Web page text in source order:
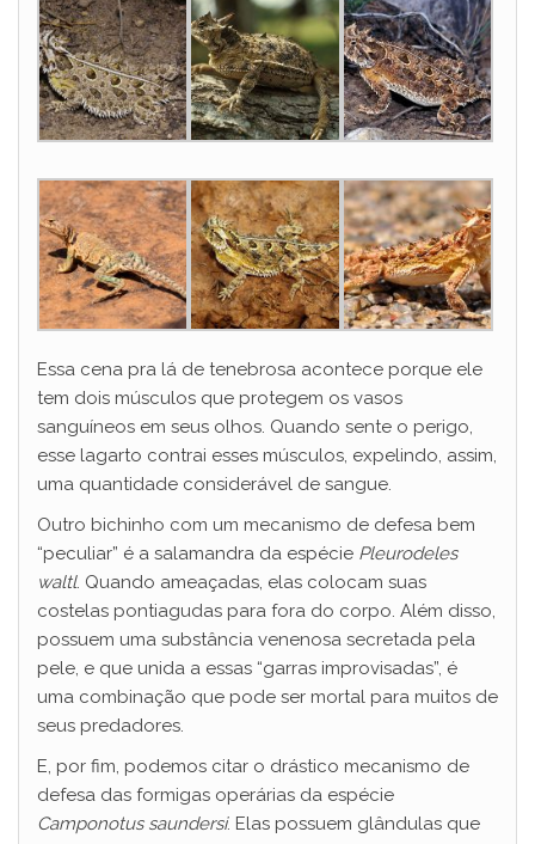
Essa cena pra lá de tenebrosa acontece porque ele
tem dois músculos que protegem os vasos
sanguíneos em seus olhos. Quando sente o perigo,
esse lagarto contrai esses músculos, expelindo, assim,
uma quantidade considerável de sangue.
Outro bichinho com um mecanismo de defesa bem
“peculiar” é a salamandra da espécie Pleurodeles
waltl. Quando ameaçadas, elas colocam suas
costelas pontiagudas para fora do corpo. Além disso,
possuem uma substância venenosa secretada pela
pele, e que unida a essas “garras improvisadas”, é
uma combinação que pode ser mortal para muitos de
seus predadores.
E, por fim, podemos citar o drástico mecanismo de
defesa das formigas operárias da espécie
Camponotus saundersi. Elas possuem glândulas que